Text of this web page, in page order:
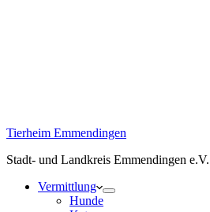
Tierheim Emmendingen
Stadt- und Landkreis Emmendingen e.V.
Vermittlung
Hunde